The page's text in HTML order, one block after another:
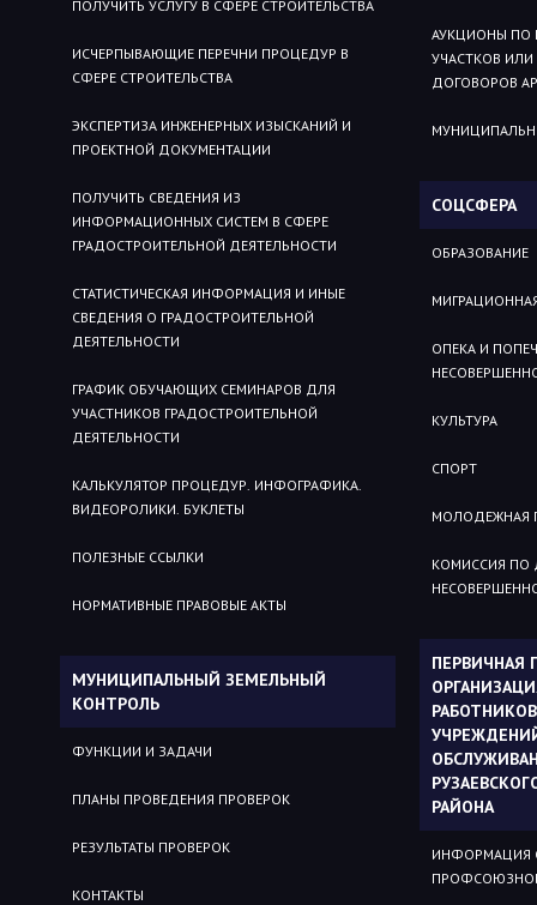
ПОЛУЧИТЬ УСЛУГУ В СФЕРЕ СТРОИТЕЛЬСТВА
ИСЧЕРПЫВАЮЩИЕ ПЕРЕЧНИ ПРОЦЕДУР В
СФЕРЕ СТРОИТЕЛЬСТВА
ЭКСПЕРТИЗА ИНЖЕНЕРНЫХ ИЗЫСКАНИЙ И
ПРОЕКТНОЙ ДОКУМЕНТАЦИИ
ПОЛУЧИТЬ СВЕДЕНИЯ ИЗ
ИНФОРМАЦИОННЫХ СИСТЕМ В СФЕРЕ
ГРАДОСТРОИТЕЛЬНОЙ ДЕЯТЕЛЬНОСТИ
СТАТИСТИЧЕСКАЯ ИНФОРМАЦИЯ И ИНЫЕ
СВЕДЕНИЯ О ГРАДОСТРОИТЕЛЬНОЙ
ДЕЯТЕЛЬНОСТИ
ГРАФИК ОБУЧАЮЩИХ СЕМИНАРОВ ДЛЯ
УЧАСТНИКОВ ГРАДОСТРОИТЕЛЬНОЙ
ДЕЯТЕЛЬНОСТИ
КАЛЬКУЛЯТОР ПРОЦЕДУР. ИНФОГРАФИКА.
ВИДЕОРОЛИКИ. БУКЛЕТЫ
ПОЛЕЗНЫЕ ССЫЛКИ
НОРМАТИВНЫЕ ПРАВОВЫЕ АКТЫ
МУНИЦИПАЛЬНЫЙ ЗЕМЕЛЬНЫЙ
КОНТРОЛЬ
ФУНКЦИИ И ЗАДАЧИ
ПЛАНЫ ПРОВЕДЕНИЯ ПРОВЕРОК
РЕЗУЛЬТАТЫ ПРОВЕРОК
КОНТАКТЫ
АУКЦИОНЫ ПО
УЧАСТКОВ
ДОГОВОРОВ
СОЦСФЕРА
ОБРАЗОВАНИЕ
ОПЕКА И
КУЛЬТУРА
СПОРТ
МОЛОДЕЖНАЯ
КОМИССИЯ ПО
ПЕРВИЧНАЯ
РАЙОНА
ИНФОРМАЦИЯ